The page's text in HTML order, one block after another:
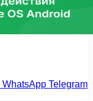
WhatsApp Telegram